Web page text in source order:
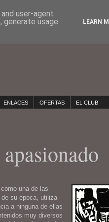
ENLACES OFERTAS EL CLUB
una de las
su época, utiliza
a ninguna de ellas
muy diversos
user-agent
generate usage
LEARN